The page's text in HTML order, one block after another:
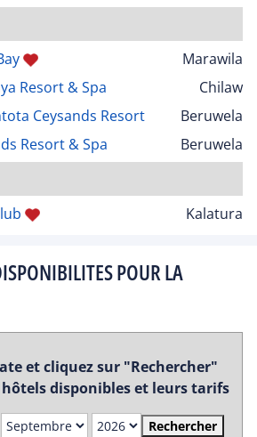
Marawila
Resort & Spa
Chilaw
Ceysands Resort
Beruwela
Resort & Spa
Beruwela
Kalatura
POUR LA
et cliquez sur "Rechercher"
disponibles et leurs tarifs
Rechercher